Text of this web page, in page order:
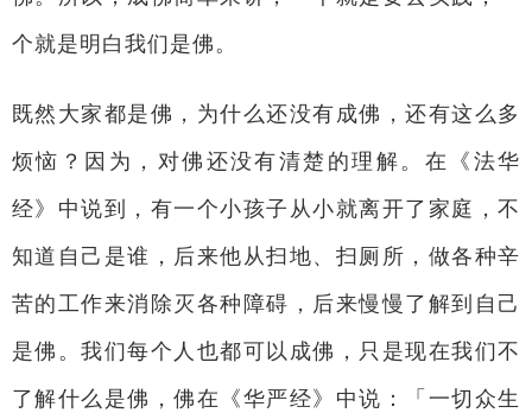
个就是明白我们是佛。
既然大家都是佛，为什么还没有成佛，还有这么多
烦恼？因为，对佛还没有清楚的理解。在《法华
经》中说到，有一个小孩子从小就离开了家庭，不
知道自己是谁，后来他从扫地、扫厕所，做各种辛
苦的工作来消除灭各种障碍，后来慢慢了解到自己
是佛。我们每个人也都可以成佛，只是现在我们不
了解什么是佛，佛在《华严经》中说：「一切众生